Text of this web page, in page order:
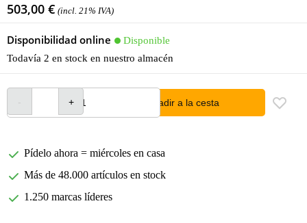
503,00 € (incl. 21% IVA)
Disponibilidad online
Disponible
Todavía 2 en stock en nuestro almacén
añadir a la cesta
Pídelo ahora = miércoles en casa
Más de 48.000 artículos en stock
1.250 marcas líderes